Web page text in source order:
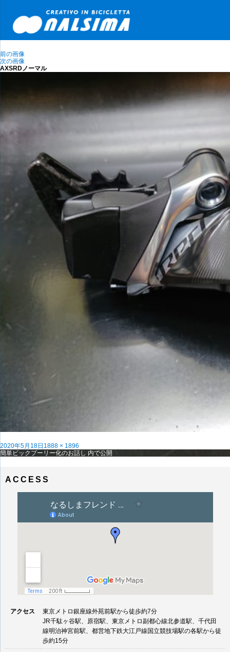
前の画像
次の画像
AXSRDノーマル
投
稿
2020年5月18日 フ
ル
1888 × 1896
投
ゲ
簡単ビックプーリー化のお話し 内で公開
ACCESS
アクセス
東京メトロ銀座線外苑前駅から徒歩約7分
JR千駄ヶ谷駅、原宿駅、東京メトロ副都心線北参道駅、千代田
線明治神宮前駅、都営地下鉄大江戸線国立競技場駅の各駅から徒
歩約15分